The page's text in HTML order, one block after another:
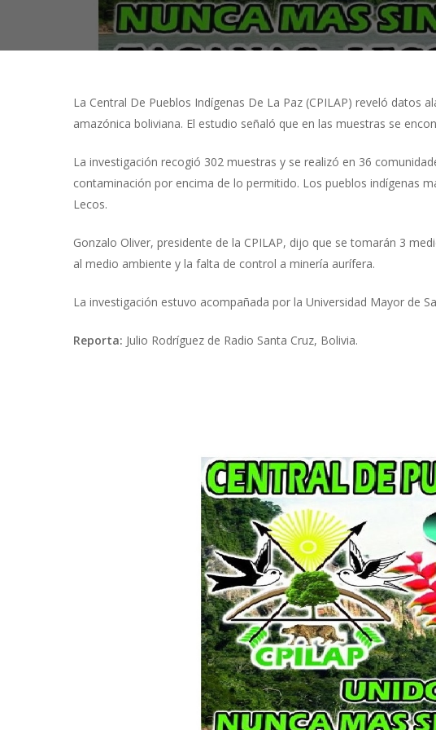
Presiona "ENTER" para buscar o "ESC" para cerrar
La Central De Pueblos Indígenas De La Paz (CPILAP) reveló
amazónica boliviana. El estudio señaló que en las muestras se
La investigación recogió 302 muestras y se realizó en 36
contaminación por encima de lo permitido. Los pueblos indígenas
Lecos.
Gonzalo Oliver, presidente de la CPILAP, dijo que se tomarán 3
al medio ambiente y la falta de control a minería aurífera.
La investigación estuvo acompañada por la Universidad Mayor de
Reporta: Julio Rodríguez de Radio Santa Cruz, Bolivia.